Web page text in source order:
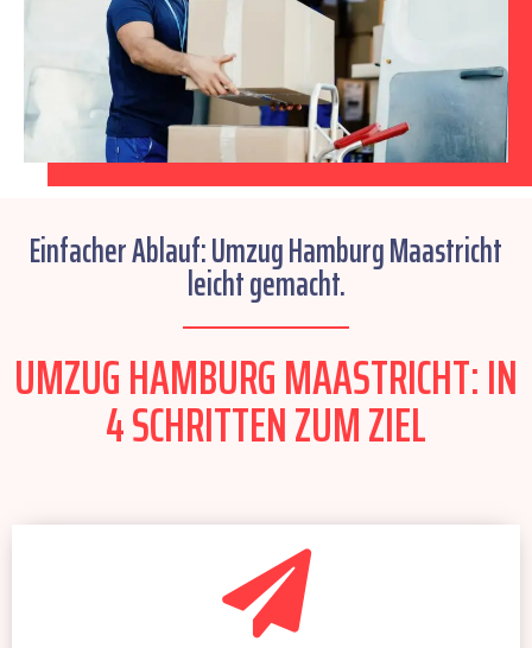
Einfacher Ablauf: Umzug Hamburg Maastricht
leicht gemacht.
UMZUG HAMBURG MAASTRICHT: IN
4 SCHRITTEN ZUM ZIEL